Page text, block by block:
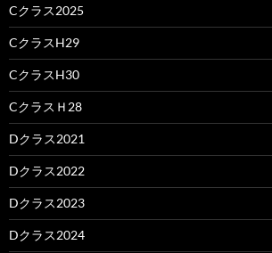
Cクラス2025
CクラスH29
CクラスH30
CクラスＨ28
Dクラス2021
Dクラス2022
Dクラス2023
Dクラス2024